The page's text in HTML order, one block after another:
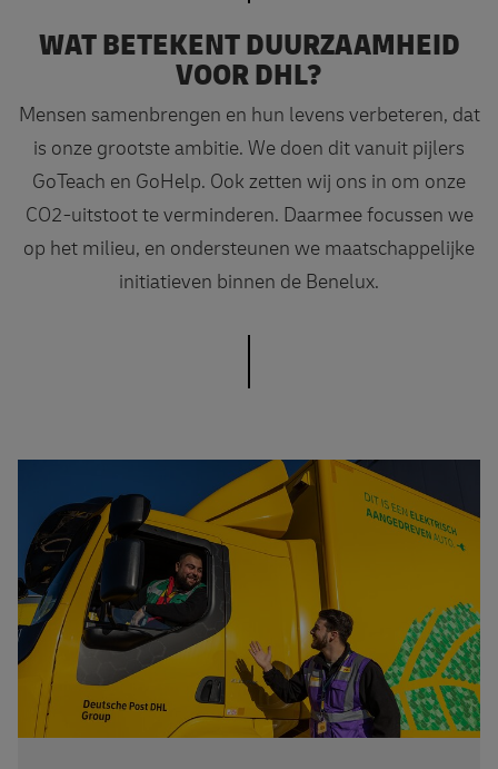
WAT BETEKENT DUURZAAMHEID
VOOR DHL?
Mensen samenbrengen en hun levens verbeteren, dat
is onze grootste ambitie. We doen dit vanuit pijlers
GoTeach en GoHelp. Ook zetten wij ons in om onze
CO2-uitstoot te verminderen. Daarmee focussen we
op het milieu, en ondersteunen we maatschappelijke
initiatieven binnen de Benelux.